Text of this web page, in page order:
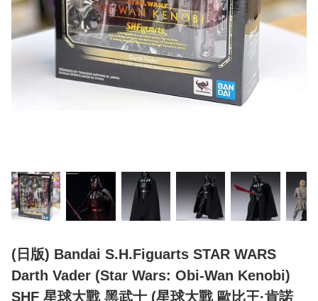
(日版) Bandai S.H.Figuarts STAR WARS
Darth Vader (Star Wars: Obi-Wan Kenobi)
SHF 星球大戰 黑武士 (星球大戰 歐比王·肯諾